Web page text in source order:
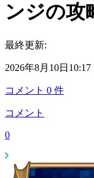
ンジの攻
最終更新:
2026年8月10日10:17
コメント 0 件
コメント
0